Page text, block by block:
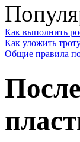
Как выполнить
Как уложить
Общие правила